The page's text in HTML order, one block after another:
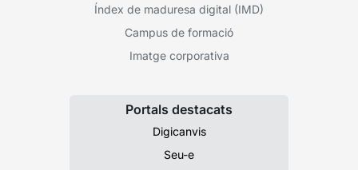
Índex de maduresa digital (IMD)
Campus de formació
Imatge corporativa
Portals destacats
Digicanvis
Seu-e